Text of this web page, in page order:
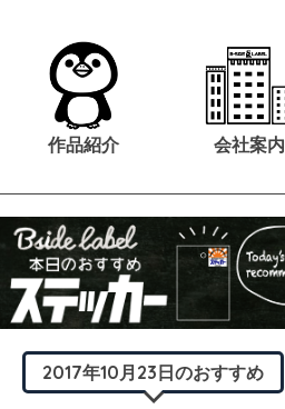
作品紹介 会社案内
2017年10月23日のおすすめ